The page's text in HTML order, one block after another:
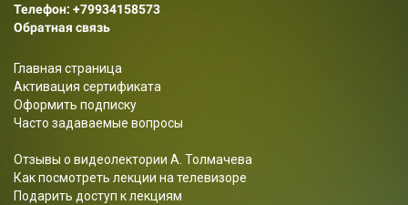
Телефон: +79934158573
Обратная связь
Главная страница
Активация сертификата
Оформить подписку
Часто задаваемые вопросы
Отзывы о видеолектории А. Толмачева
Как посмотреть лекции на телевизоре
Подарить доступ к лекциям